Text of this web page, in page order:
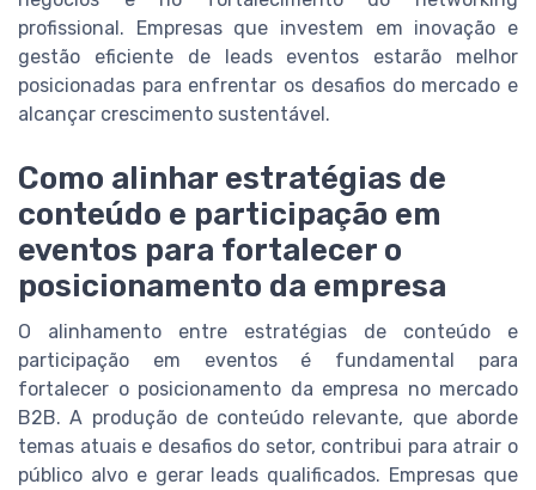
profissional. Empresas que investem em inovação e
gestão eficiente de leads eventos estarão melhor
posicionadas para enfrentar os desafios do mercado e
alcançar crescimento sustentável.
Como alinhar estratégias de
conteúdo e participação em
eventos para fortalecer o
posicionamento da empresa
O alinhamento entre estratégias de conteúdo e
participação em eventos é fundamental para
fortalecer o posicionamento da empresa no mercado
B2B. A produção de conteúdo relevante, que aborde
temas atuais e desafios do setor, contribui para atrair o
público alvo e gerar leads qualificados. Empresas que